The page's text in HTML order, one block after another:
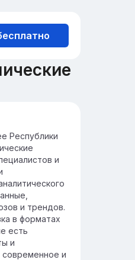
в
соединяя
Республики
и
и трендов.
в форматах
есть
и
и